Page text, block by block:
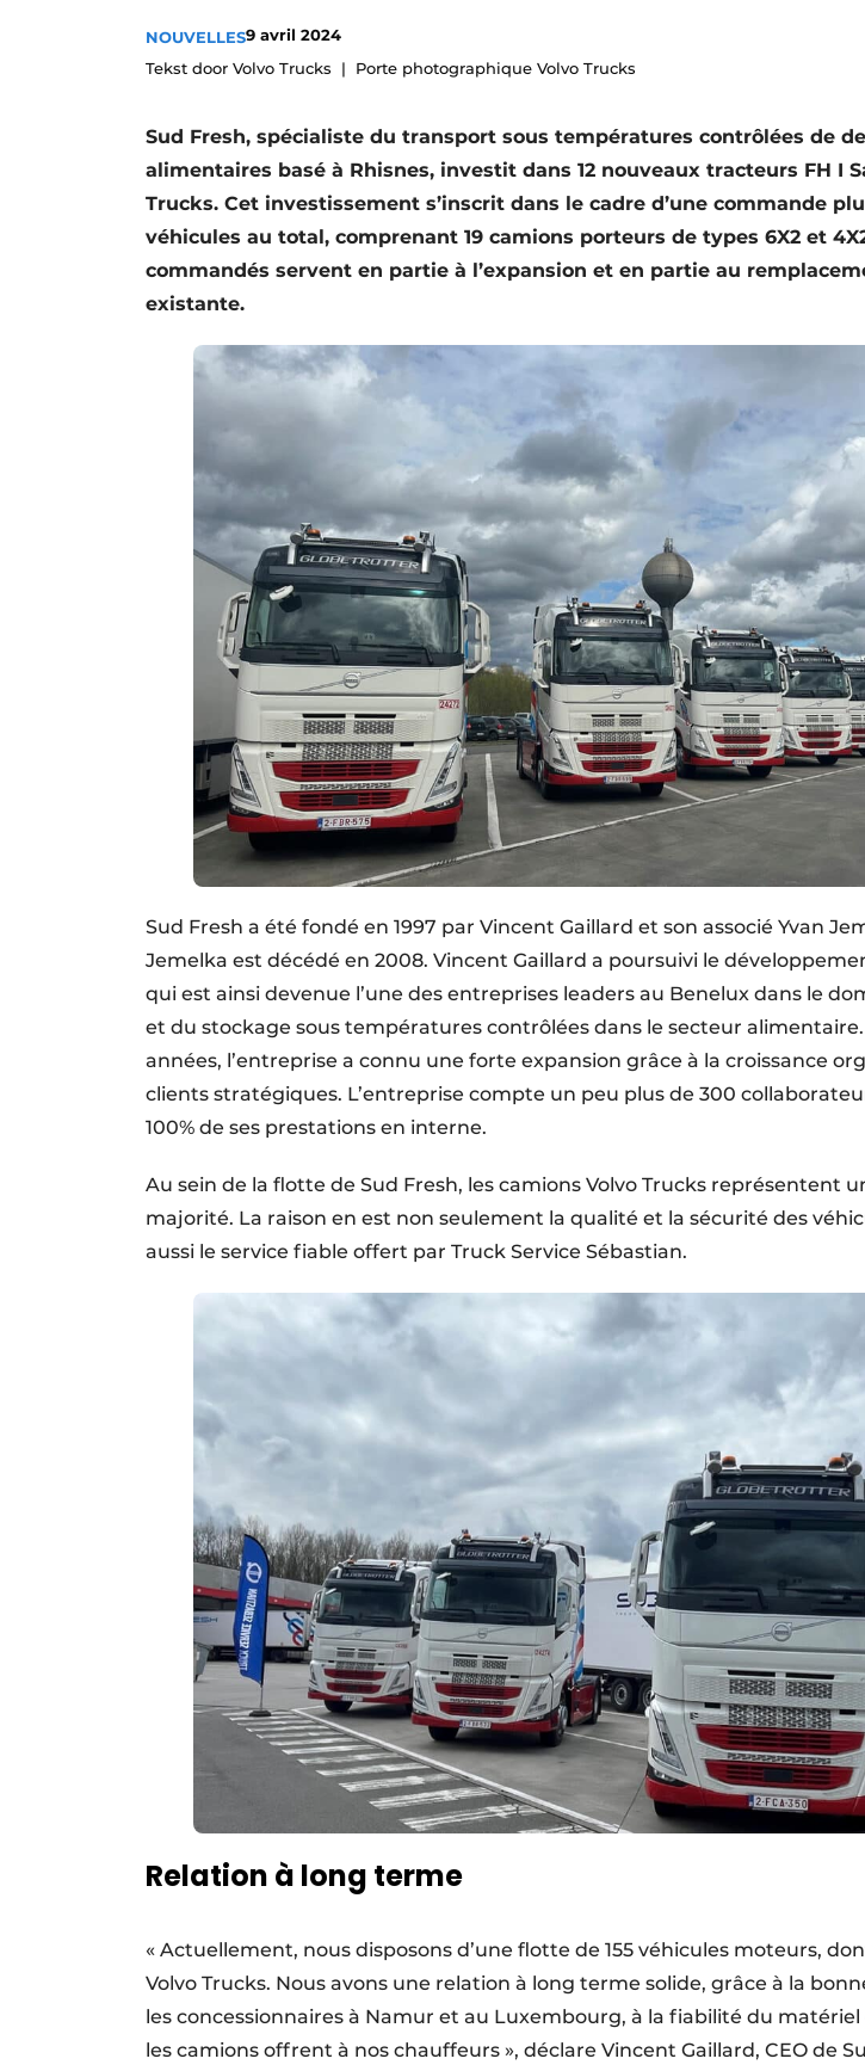
Termes et conditions
Video’s
NOUVELLES9 avril 2024
Tekst door Volvo Trucks
Porte photographique Volvo Trucks
Sud Fresh, spécialiste du transport sous températures contrôlées de
alimentaires basé à Rhisnes, investit dans 12 nouveaux tracteurs FH I
Trucks. Cet investissement s’inscrit dans le cadre d’une commande
véhicules au total, comprenant 19 camions porteurs de types 6X2 et
commandés servent en partie à l’expansion et en partie au
existante.
Sud Fresh a été fondé en 1997 par Vincent Gaillard et son associé Yvan
Jemelka est décédé en 2008. Vincent Gaillard a poursuivi le
qui est ainsi devenue l’une des entreprises leaders au Benelux dans le
et du stockage sous températures contrôlées dans le secteur
années, l’entreprise a connu une forte expansion grâce à la croissance
clients stratégiques. L’entreprise compte un peu plus de 300
100% de ses prestations en interne.
Au sein de la flotte de Sud Fresh, les camions Volvo Trucks représentent
majorité. La raison en est non seulement la qualité et la sécurité des
aussi le service fiable offert par Truck Service Sébastian.
Relation à long terme
« Actuellement, nous disposons d’une flotte de 155 véhicules moteurs,
Volvo Trucks. Nous avons une relation à long terme solide, grâce à la
les concessionnaires à Namur et au Luxembourg, à la fiabilité du
les camions offrent à nos chauffeurs », déclare Vincent Gaillard, CEO de